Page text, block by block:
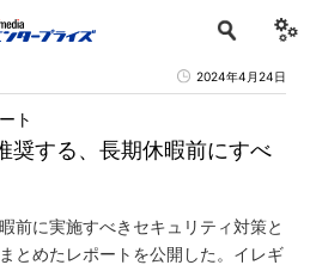
2024年4月24日
奨する、長期休暇前にすべ
ト
前に実施すべきセキュリティ対策と
とめたレポートを公開した。イレギ